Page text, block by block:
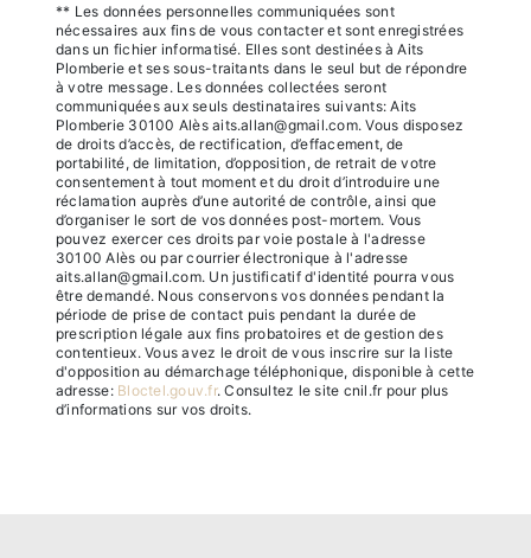
** Les données personnelles communiquées sont
nécessaires aux fins de vous contacter et sont enregistrées
dans un fichier informatisé. Elles sont destinées à Aits
Plomberie et ses sous-traitants dans le seul but de répondre
à votre message. Les données collectées seront
communiquées aux seuls destinataires suivants: Aits
Plomberie 30100 Alès aits.allan@gmail.com. Vous disposez
de droits d’accès, de rectification, d’effacement, de
portabilité, de limitation, d’opposition, de retrait de votre
consentement à tout moment et du droit d’introduire une
réclamation auprès d’une autorité de contrôle, ainsi que
d’organiser le sort de vos données post-mortem. Vous
pouvez exercer ces droits par voie postale à l'adresse
30100 Alès ou par courrier électronique à l'adresse
aits.allan@gmail.com. Un justificatif d'identité pourra vous
être demandé. Nous conservons vos données pendant la
période de prise de contact puis pendant la durée de
prescription légale aux fins probatoires et de gestion des
contentieux. Vous avez le droit de vous inscrire sur la liste
d'opposition au démarchage téléphonique, disponible à cette
adresse: Bloctel.gouv.fr. Consultez le site cnil.fr pour plus
d’informations sur vos droits.